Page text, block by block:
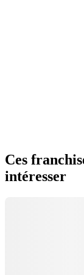
Ces
intéresser